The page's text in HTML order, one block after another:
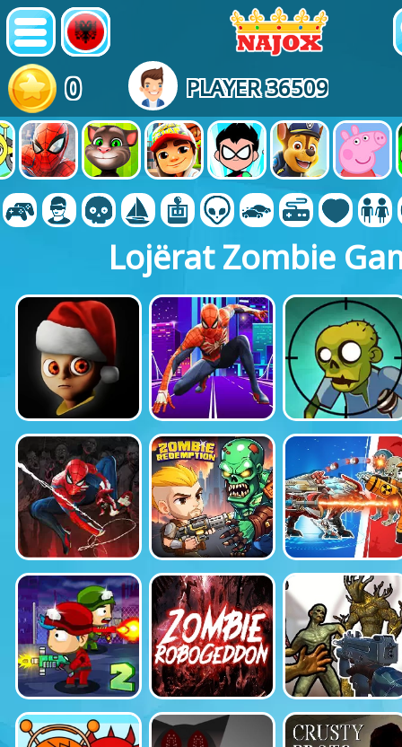
0 PLAYER 36509
Lojërat Zombie